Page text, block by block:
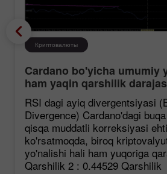
Криптовалюты
Cardano bo'yicha umumiy
ham yaqin qarshilik
mustahkamlanmoqda,
ehtimoli mavjud bo'lsa
RSI dagi ayiq divergentsiyasi
Divergence) Cardano'dagi
qisqa muddatli korreksiyasi
ko'rsatmoqda, biroq
yo'nalishi hali ham yuqoriga
Qarshilik 2 : 0.44529 Qarshilik